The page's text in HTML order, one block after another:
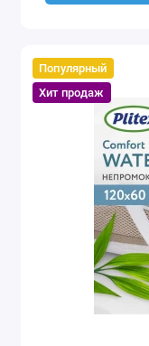
Популярный
Хит продаж